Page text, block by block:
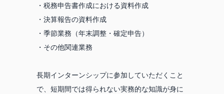
・税務申告書作成における資料作成
・決算報告の資料作成
・季節業務（年末調整・確定申告）
・その他関連業務
長期インターンシップに参加していただくこと
で、短期間では得られない実務的な知識が身に